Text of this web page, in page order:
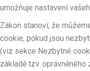
umožňuje nastavení
Zákon stanoví, že
cookie, pokud jsou
(viz sekce Nezbytné
základě tzv.